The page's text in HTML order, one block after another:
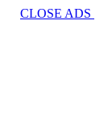
CLOSE ADS